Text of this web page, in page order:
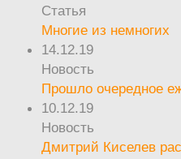
Статья
Многие из немногих
14.12.19
Новость
Прошло очередное
10.12.19
Новость
Дмитрий Киселев